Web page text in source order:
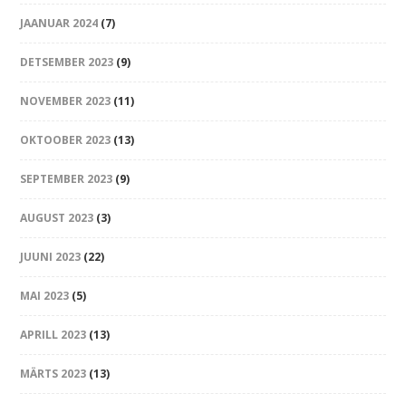
JAANUAR 2024 (7)
DETSEMBER 2023 (9)
NOVEMBER 2023 (11)
OKTOOBER 2023 (13)
SEPTEMBER 2023 (9)
AUGUST 2023 (3)
JUUNI 2023 (22)
MAI 2023 (5)
APRILL 2023 (13)
MÄRTS 2023 (13)